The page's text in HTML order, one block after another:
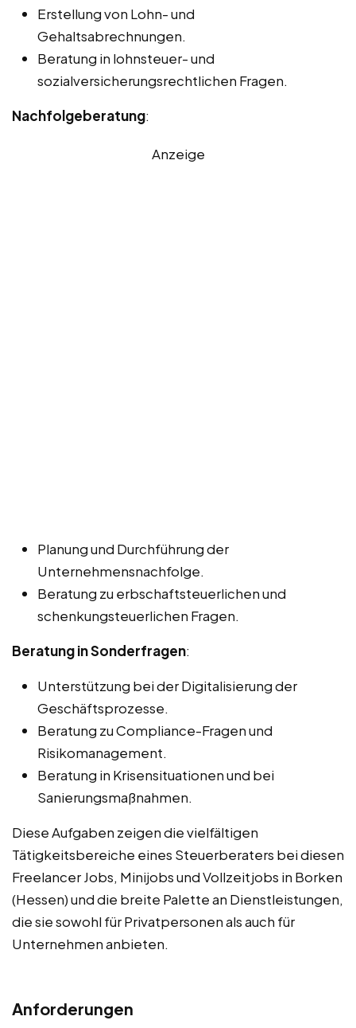
Erstellung von Lohn- und
Gehaltsabrechnungen.
Beratung in lohnsteuer- und
sozialversicherungsrechtlichen Fragen.
Nachfolgeberatung:
Anzeige
Planung und Durchführung der
Unternehmensnachfolge.
Beratung zu erbschaftsteuerlichen und
schenkungsteuerlichen Fragen.
Beratung in Sonderfragen:
Unterstützung bei der Digitalisierung der
Geschäftsprozesse.
Beratung zu Compliance-Fragen und
Risikomanagement.
Beratung in Krisensituationen und bei
Sanierungsmaßnahmen.
Diese Aufgaben zeigen die vielfältigen
Tätigkeitsbereiche eines Steuerberaters bei diesen
Freelancer Jobs, Minijobs und Vollzeitjobs in Borken
(Hessen) und die breite Palette an Dienstleistungen,
die sie sowohl für Privatpersonen als auch für
Unternehmen anbieten.
Anforderungen